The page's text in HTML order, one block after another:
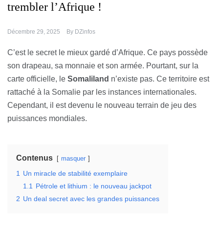
trembler l’Afrique !
Décembre 29, 2025 By DZinfos
C’est le secret le mieux gardé d’Afrique. Ce pays possède
son drapeau, sa monnaie et son armée. Pourtant, sur la
carte officielle, le Somaliland n’existe pas. Ce territoire est
rattaché à la Somalie par les instances internationales.
Cependant, il est devenu le nouveau terrain de jeu des
puissances mondiales.
Contenus masquer
1
Un miracle de stabilité exemplaire
1.1
Pétrole et lithium : le nouveau jackpot
2 Un deal secret avec les grandes puissances